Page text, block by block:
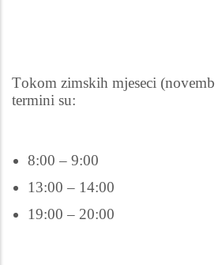
Tokom zimskih mjeseci
termini su:
8:00 – 9:00
13:00 – 14:00
19:00 – 20:00